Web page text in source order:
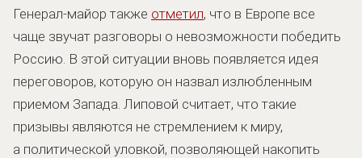
Генерал-майор также отметил, что в Европе все
чаще звучат разговоры о невозможности победить
Россию. В этой ситуации вновь появляется идея
переговоров, которую он назвал излюбленным
приемом Запада. Липовой считает, что такие
призывы являются не стремлением к миру,
а политической уловкой, позволяющей накопить